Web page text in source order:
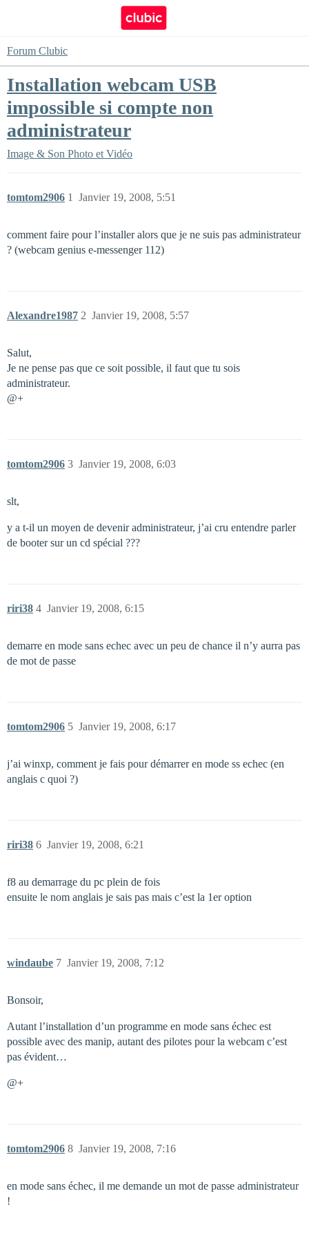
Forum Clubic
Installation webcam USB
impossible si compte non
administrateur
Image & Son Photo et Vidéo
tomtom2906 Janvier 19, 2008, 5:51
1
comment faire pour l’installer alors que je ne suis pas administrateur
? (webcam genius e-messenger 112)
Alexandre1987 Janvier 19, 2008, 5:57
2
Salut,
Je ne pense pas que ce soit possible, il faut que tu sois
administrateur.
@+
tomtom2906 Janvier 19, 2008, 6:03
3
slt,
y a t-il un moyen de devenir administrateur, j’ai cru entendre parler
de booter sur un cd spécial ???
riri38 Janvier 19, 2008, 6:15
4
demarre en mode sans echec avec un peu de chance il n’y aurra pas
de mot de passe
tomtom2906 Janvier 19, 2008, 6:17
5
j’ai winxp, comment je fais pour démarrer en mode ss echec (en
anglais c quoi ?)
riri38 Janvier 19, 2008, 6:21
6
f8 au demarrage du pc plein de fois
ensuite le nom anglais je sais pas mais c’est la 1er option
windaube Janvier 19, 2008, 7:12
7
Bonsoir,
Autant l’installation d’un programme en mode sans échec est
possible avec des manip, autant des pilotes pour la webcam c’est
pas évident…
@+
tomtom2906 Janvier 19, 2008, 7:16
8
en mode sans échec, il me demande un mot de passe administrateur
!